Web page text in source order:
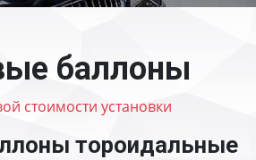
баллоны
стоимости установки
тороидальные